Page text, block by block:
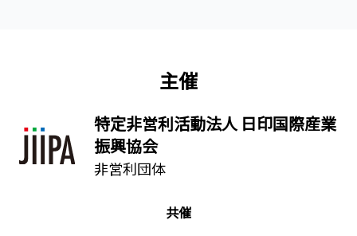
主催
特定非営利活動法人 日印国際産業
振興協会
非営利団体
共催